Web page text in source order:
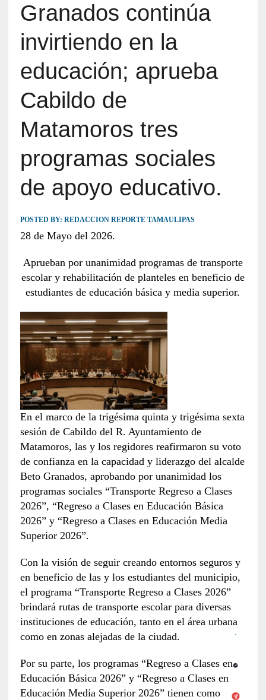
Granados continúa
invirtiendo en la
educación; aprueba
Cabildo de
Matamoros tres
programas sociales
de apoyo educativo.
POSTED BY: REDACCION REPORTE TAMAULIPAS
28 de Mayo del 2026.
Aprueban por unanimidad programas de transporte
escolar y rehabilitación de planteles en beneficio de
estudiantes de educación básica y media superior.
En el marco de la trigésima quinta y trigésima sexta
sesión de Cabildo del R. Ayuntamiento de
Matamoros, las y los regidores reafirmaron su voto
de confianza en la capacidad y liderazgo del alcalde
Beto Granados, aprobando por unanimidad los
programas sociales “Transporte Regreso a Clases
2026”, “Regreso a Clases en Educación Básica
2026” y “Regreso a Clases en Educación Media
Superior 2026”.
Con la visión de seguir creando entornos seguros y
en beneficio de las y los estudiantes del municipio,
el programa “Transporte Regreso a Clases 2026”
brindará rutas de transporte escolar para diversas
instituciones de educación, tanto en el área urbana
como en zonas alejadas de la ciudad.
Por su parte, los programas “Regreso a Clases en
Educación Básica 2026” y “Regreso a Clases en
Educación Media Superior 2026” tienen como